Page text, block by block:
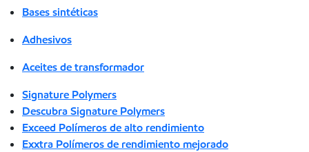
Bases sintéticas
Adhesivos
Aceites de transformador
Signature Polymers
Descubra Signature Polymers
Exceed Polímeros de alto rendimiento
Exxtra Polímeros de rendimiento mejorado